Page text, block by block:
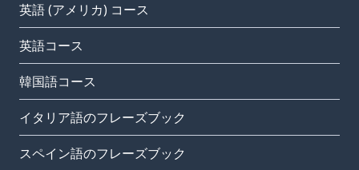
英語 (アメリカ) コース
英語コース
韓国語コース
イタリア語のフレーズブック
スペイン語のフレーズブック